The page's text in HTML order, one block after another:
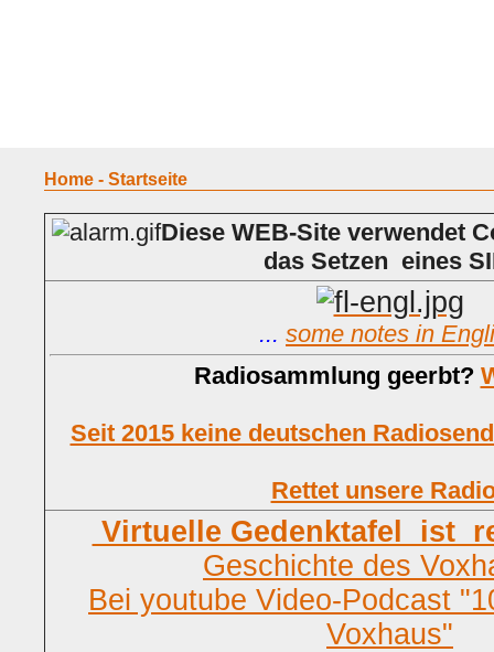
Home - Startseite
Diese WEB-Site verwendet
das Setzen eines
... some notes in
Radiosammlung geerbt?
Seit 2015 keine deutschen
Rettet unsere
Virtuelle Gedenktafel ist
Geschichte des
Bei youtube Video-Podcast
Voxhaus"